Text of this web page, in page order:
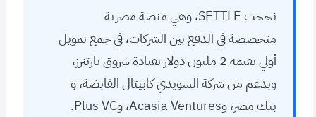
نجحت SETTLE، وهي منصة مصرية
متخصصة في الدفع بين الشركات، في جمع تمويل
أولي بقيمة 2 مليون دولار بقيادة شروق بارتنرز،
وبدعم من شركة السويدي كابيتال القابضة، و
بنك مصر، وAcasia Ventures، وPlus VC.